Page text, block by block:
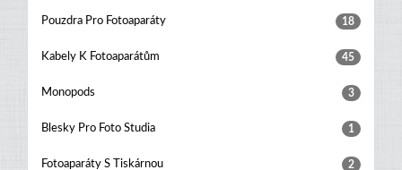
Pouzdra Pro Fotoaparáty 18
Kabely K Fotoaparátům 45
Monopods 3
Blesky Pro Foto Studia 1
Fotoaparáty S Tiskárnou 2